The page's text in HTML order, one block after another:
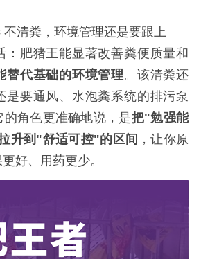
清粪，环境管理还是要跟上
：肥猪王能显著改善粪便质量和
替代基础的环境管理。该清粪还
是要通风、水泡粪系统的排污泵
角色更准确地说，是把"勉强能
升到"舒适可控"的区间 ，让你原
好、用药更少。